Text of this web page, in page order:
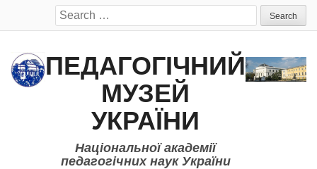
Search
for:
ПЕДАГОГІЧНИЙ
МУЗЕЙ
УКРАЇНИ
Національної академії
педагогічних наук України